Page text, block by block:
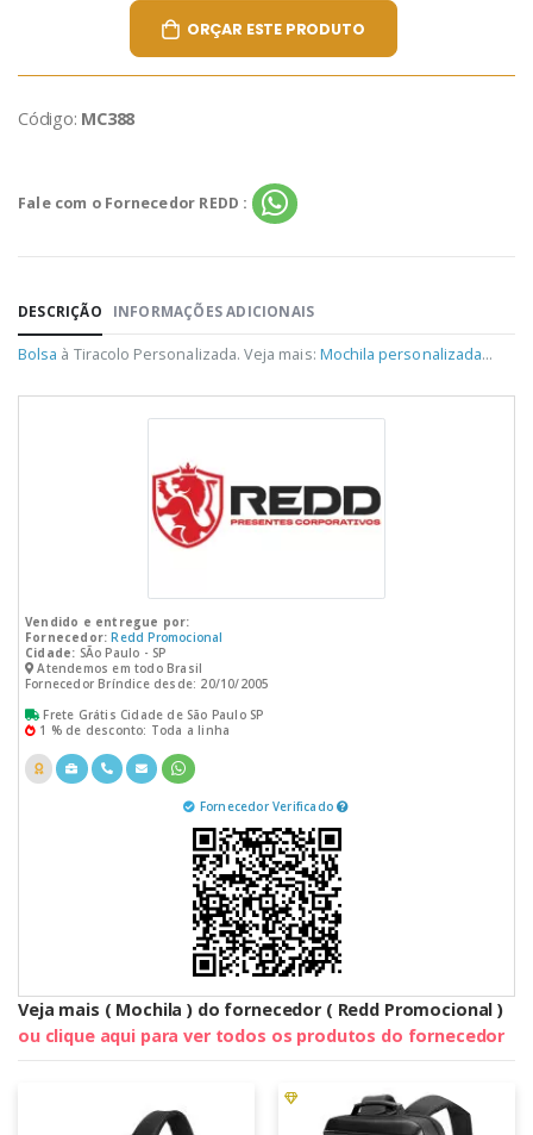
ORÇAR ESTE PRODUTO
Código: MC388
Fale com o Fornecedor REDD :
DESCRIÇÃO INFORMAÇÕES ADICIONAIS
Bolsa à Tiracolo Personalizada. Veja mais: Mochila personalizada...
Vendido e entregue por:
Fornecedor: Redd Promocional
Cidade: SÃo Paulo - SP
Atendemos em todo Brasil
Fornecedor Bríndice desde: 20/10/2005
Frete Grátis Cidade de São Paulo SP
1 % de desconto: Toda a linha
Fornecedor Verificado
Veja mais ( Mochila ) do fornecedor ( Redd Promocional )
ou clique aqui para ver todos os produtos do fornecedor